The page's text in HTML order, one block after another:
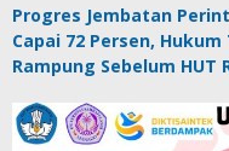
Progres Jembatan
Capai 72 Persen,
Rampung Sebelum HUT